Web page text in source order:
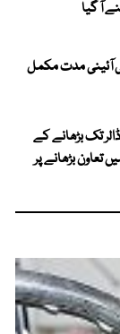
آ گیا
آئینی مدت مکمل
کا دوطرفہ تجارت 10 ارب ڈالر تک بڑھانے کے
تعاون بڑھانے پر